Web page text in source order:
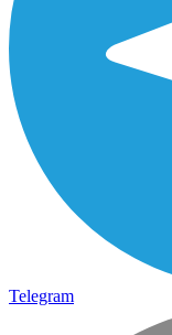
Telegram